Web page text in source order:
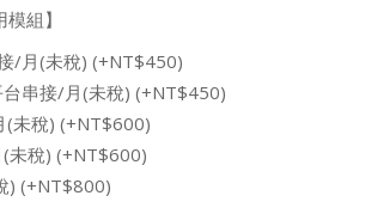
組】
/月(未稅) (+NT$450)
串接/月(未稅) (+NT$450)
(未稅) (+NT$600)
未稅) (+NT$600)
) (+NT$800)